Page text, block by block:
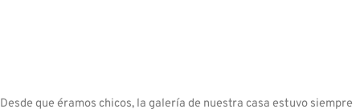
Desde que éramos chicos, la galería de nuestra casa estuvo siempre